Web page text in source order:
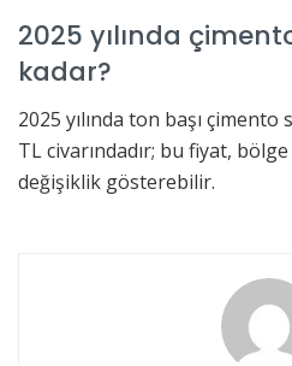
2025 yılında
kadar?
2025 yılında ton başı çimento
TL civarındadır; bu fiyat,
değişiklik gösterebilir.